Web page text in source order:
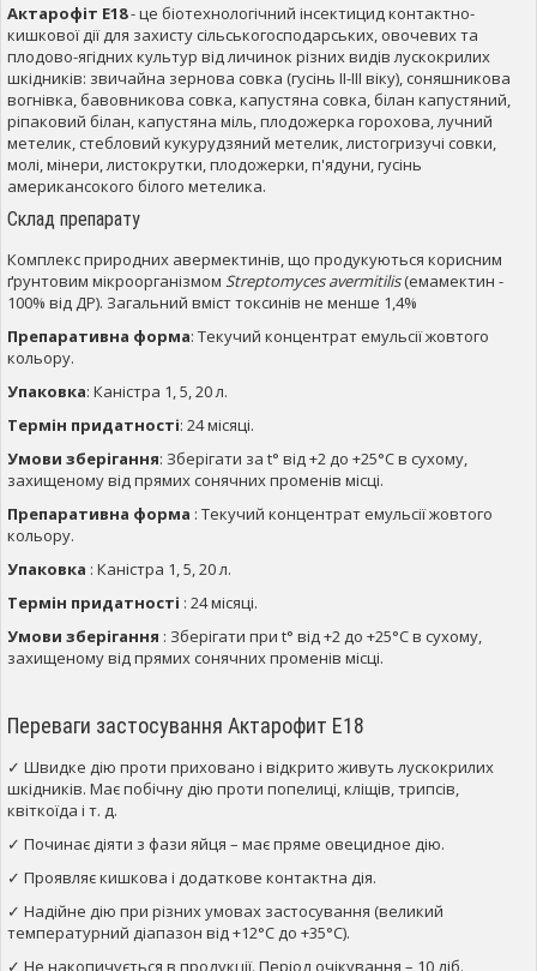
Актарофіт Е18- це біотехнологічний інсектицид контактно-
кишкової дії для захисту сільськогосподарських, овочевих та
плодово-ягідних культур від личинок різних видів лускокрилих
шкідників: звичайна зернова совка (гусінь ІІ-ІІІ віку), соняшникова
вогнівка, бавовникова совка, капустяна совка, білан капустяний,
ріпаковий білан, капустяна міль, плодожерка горохова, лучний
метелик, стебловий кукурудзяний метелик, листогризучі совки,
молі, мінери, листокрутки, плодожерки, п'ядуни, гусінь
американсокого білого метелика.
Склад препарату
Комплекс природних авермектинів, що продукуються корисним
ґрунтовим мікроорганізмом Streptomyces avermitilis(емамектин -
100% від ДР). Загальний вміст токсинів не менше 1,4%
Препаративна форма: Текучий концентрат емульсії жовтого
кольору.
Упаковка: Каністра 1, 5, 20 л.
Термін придатності: 24 місяці.
Умови зберігання: Зберігати за t° від +2 до +25°С в сухому,
захищеному від прямих сонячних променів місці.
Препаративна форма : Текучий концентрат емульсії жовтого
кольору.
Упаковка : Каністра 1, 5, 20 л.
Термін придатності : 24 місяці.
Умови зберігання : Зберігати при t° від +2 до +25°С в сухому,
захищеному від прямих сонячних променів місці.
Переваги застосування Актарофит Е18
✓ Швидке дію проти приховано і відкрито живуть лускокрилих
шкідників. Має побічну дію проти попелиці, кліщів, трипсів,
квіткоїда і т. д.
✓ Починає діяти з фази яйця – має пряме овецидное дію.
✓ Проявляє кишкова і додаткове контактна дія.
✓ Надійне дію при різних умовах застосування (великий
температурний діапазон від +12°С до +35°С).
✓ Не накопичується в продукції. Період очікування – 10 діб.